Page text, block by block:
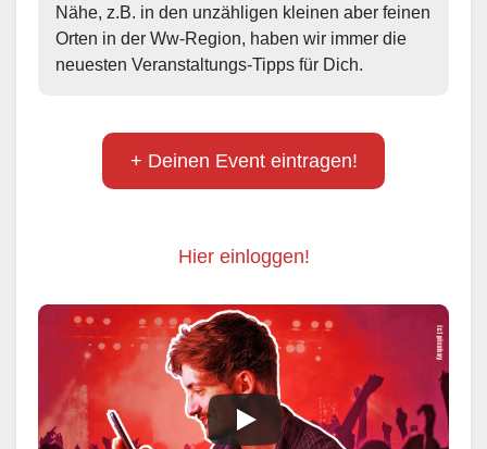
Nähe, z.B. in den unzähligen kleinen aber feinen
Orten in der Ww-Region, haben wir immer die
neuesten Veranstaltungs-Tipps für Dich.
+ Deinen Event eintragen!
Hier einloggen!